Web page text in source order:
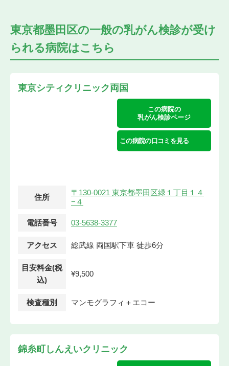
東京都墨田区の一般の乳がん検診が受け
られる病院はこちら
東京シティクリニック両国
この病院の
乳がん検診ページ
この病院の口コミを見る
住所
〒130-0021 東京都墨田区緑１丁目１４
−４
電話番号 03-5638-3377
アクセス 総武線 両国駅下車 徒歩6分
目安料金(税
込)
¥9,500
検査種別 マンモグラフィ＋エコー
錦糸町しんえいクリニック